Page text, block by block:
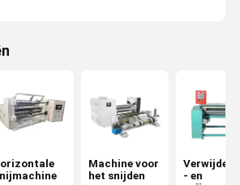
Machine voor
het snijden
- en